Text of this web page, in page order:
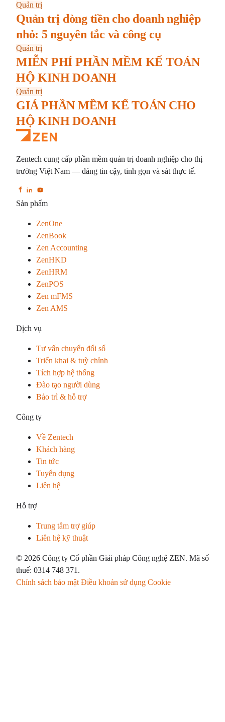
Quản trị
Quản trị dòng tiền cho doanh nghiệp
nhỏ: 5 nguyên tắc và công cụ
Quản trị
MIỄN PHÍ PHẦN MỀM KẾ TOÁN
HỘ KINH DOANH
Quản trị
GIÁ PHẦN MỀM KẾ TOÁN CHO
HỘ KINH DOANH
Zentech cung cấp phần mềm quản trị doanh nghiệp cho thị
trường Việt Nam — đáng tin cậy, tinh gọn và sát thực tế.
Sản phẩm
ZenOne
ZenBook
Zen Accounting
ZenHKD
ZenHRM
ZenPOS
Zen mFMS
Zen AMS
Dịch vụ
Tư vấn chuyển đổi số
Triển khai & tuỳ chỉnh
Tích hợp hệ thống
Đào tạo người dùng
Bảo trì & hỗ trợ
Công ty
Về Zentech
Khách hàng
Tin tức
Tuyển dụng
Liên hệ
Hỗ trợ
Trung tâm trợ giúp
Liên hệ kỹ thuật
© 2026 Công ty Cổ phần Giải pháp Công nghệ ZEN. Mã số
thuế: 0314 748 371.
Chính sách bảo mật Điều khoản sử dụng Cookie